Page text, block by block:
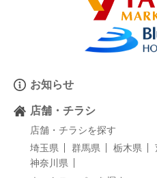
お知らせ
店舗・チラシ
店舗・チラシを探す
埼玉県
群馬県 栃木県
神奈川県